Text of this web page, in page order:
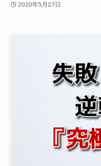
2020年5月27日